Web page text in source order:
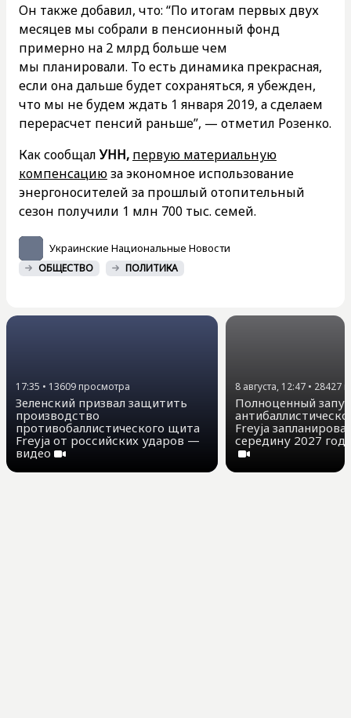
Он также добавил, что: “По итогам первых двух
месяцев мы собрали в пенсионный фонд
примерно на 2 млрд больше чем
мы планировали. То есть динамика прекрасная,
если она дальше будет сохраняться, я убежден,
что мы не будем ждать 1 января 2019, а сделаем
перерасчет пенсий раньше”, — отметил Розенко.
Как сообщалУНН, первую материальную
компенсациюза экономное использование
энергоносителей за прошлый отопительный
сезон получили 1 млн 700 тыс. семей.
Украинские Национальные Новости
ОБЩЕСТВО ПОЛИТИКА
17:35 • 13609просмотра
Зеленский призвал защитить
производство
противобаллистического щита
Freyja от российских ударов —
видео
8 августа, 12:47 • 28427
Полноценный
Freyja
середину 2027